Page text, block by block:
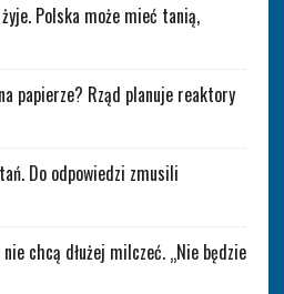
Polska może mieć tanią,
papierze? Rząd planuje reaktory
Do odpowiedzi zmusili
chcą dłużej milczeć. „Nie będzie